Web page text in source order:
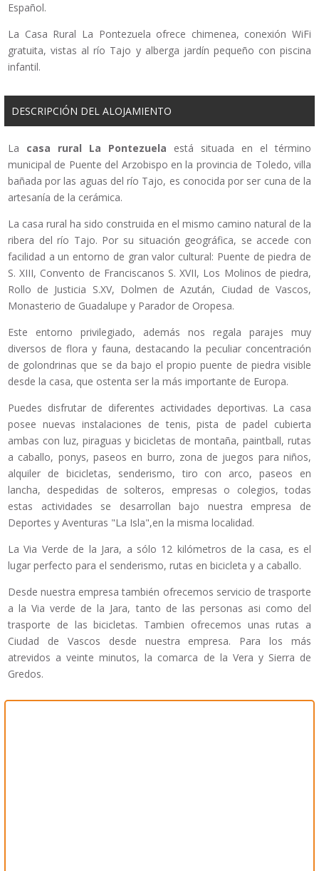
Español.
La Casa Rural La Pontezuela ofrece chimenea, conexión WiFi
gratuita, vistas al río Tajo y alberga jardín pequeño con piscina
infantil.
DESCRIPCIÓN DEL ALOJAMIENTO
La casa rural La Pontezuela está situada en el término
municipal de Puente del Arzobispo en la provincia de Toledo, villa
bañada por las aguas del río Tajo, es conocida por ser cuna de la
artesanía de la cerámica.
La casa rural ha sido construida en el mismo camino natural de la
ribera del río Tajo. Por su situación geográfica, se accede con
facilidad a un entorno de gran valor cultural: Puente de piedra de
S. XIII, Convento de Franciscanos S. XVII, Los Molinos de piedra,
Rollo de Justicia S.XV, Dolmen de Azután, Ciudad de Vascos,
Monasterio de Guadalupe y Parador de Oropesa.
Este entorno privilegiado, además nos regala parajes muy
diversos de flora y fauna, destacando la peculiar concentración
de golondrinas que se da bajo el propio puente de piedra visible
desde la casa, que ostenta ser la más importante de Europa.
Puedes disfrutar de diferentes actividades deportivas. La casa
posee nuevas instalaciones de tenis, pista de padel cubierta
ambas con luz, piraguas y bicicletas de montaña, paintball, rutas
a caballo, ponys, paseos en burro, zona de juegos para niños,
alquiler de bicicletas, senderismo, tiro con arco, paseos en
lancha, despedidas de solteros, empresas o colegios, todas
estas actividades se desarrollan bajo nuestra empresa de
Deportes y Aventuras "La Isla",en la misma localidad.
La Via Verde de la Jara, a sólo 12 kilómetros de la casa, es el
lugar perfecto para el senderismo, rutas en bicicleta y a caballo.
Desde nuestra empresa también ofrecemos servicio de trasporte
a la Via verde de la Jara, tanto de las personas asi como del
trasporte de las bicicletas. Tambien ofrecemos unas rutas a
Ciudad de Vascos desde nuestra empresa. Para los más
atrevidos a veinte minutos, la comarca de la Vera y Sierra de
Gredos.